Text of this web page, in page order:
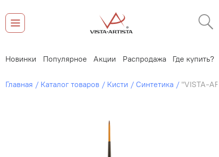
Новинки Популярное Акции Распродажа Где купить?
Главная Каталог товаров Кисти Синтетика "VISTA-